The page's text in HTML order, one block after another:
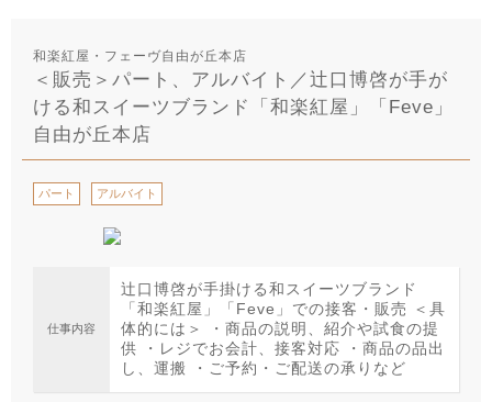
和楽紅屋・フェーヴ自由が丘本店
＜販売＞パート、アルバイト／辻口博啓が手が
ける和スイーツブランド「和楽紅屋」「Feve」
自由が丘本店
パート アルバイト
仕事内容
辻口博啓が手掛ける和スイーツブランド
「和楽紅屋」「Feve」での接客・販売 ＜具
体的には＞ ・商品の説明、紹介や試食の提
供 ・レジでお会計、接客対応 ・商品の品出
し、運搬 ・ご予約・ご配送の承りなど